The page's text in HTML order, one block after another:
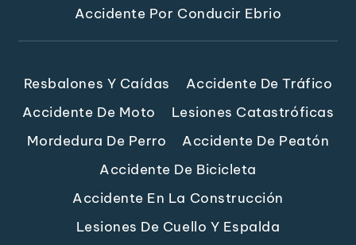
Accidente Por Conducir Ebrio
Resbalones Y Caídas
Accidente De Tráfico
Accidente De Moto
Lesiones Catastróficas
Mordedura De Perro
Accidente De Peatón
Accidente De Bicicleta
Accidente En La Construcción
Lesiones De Cuello Y Espalda